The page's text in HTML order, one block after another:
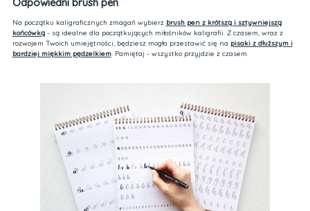
Na początku kaligraficznych zmagań wybierz brush pen z krótszą i sztywniejszą
końcówką- są idealne dla początkujących miłośników kaligrafii. Z czasem, wraz z
rozwojem Twoich umiejętności, będziesz mogła przestawić się na pisaki z dłuższym i
bardziej miękkim pędzelkiem. Pamiętaj - wszystko przyjdzie z czasem.